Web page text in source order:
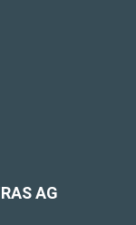
AG